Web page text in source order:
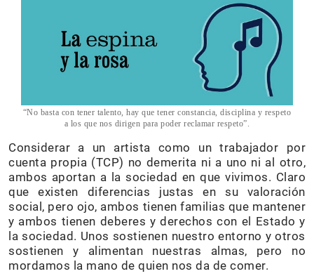
“No basta con tener talento, hay que tener constancia, disciplina y respeto
a los que nos dirigen para poder reclamar respeto”.
Considerar a un artista como un trabajador por
cuenta propia (TCP) no demerita ni a uno ni al otro,
ambos aportan a la sociedad en que vivimos. Claro
que existen diferencias justas en su valoración
social, pero ojo, ambos tienen familias que mantener
y ambos tienen deberes y derechos con el Estado y
la sociedad. Unos sostienen nuestro entorno y otros
sostienen y alimentan nuestras almas, pero no
mordamos la mano de quien nos da de comer.